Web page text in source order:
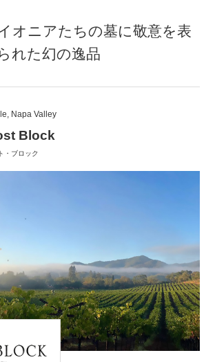
オニアたちの墓に敬意を表
れた幻の逸品
Napa Valley
Block
・ブロック